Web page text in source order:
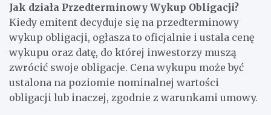
Jak działa Przedterminowy Wykup Obligacji?
Kiedy emitent decyduje się na przedterminowy
wykup obligacji, ogłasza to oficjalnie i ustala cenę
wykupu oraz datę, do której inwestorzy muszą
zwrócić swoje obligacje. Cena wykupu może być
ustalona na poziomie nominalnej wartości
obligacji lub inaczej, zgodnie z warunkami umowy.